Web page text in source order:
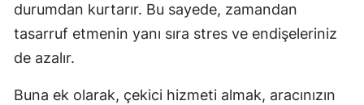
Osmaniye
durumdan kurtarır. Bu sayede, zamandan
tasarruf etmenin yanı sıra stres ve endişeleriniz
de azalır.
Buna ek olarak, çekici hizmeti almak, aracınızın